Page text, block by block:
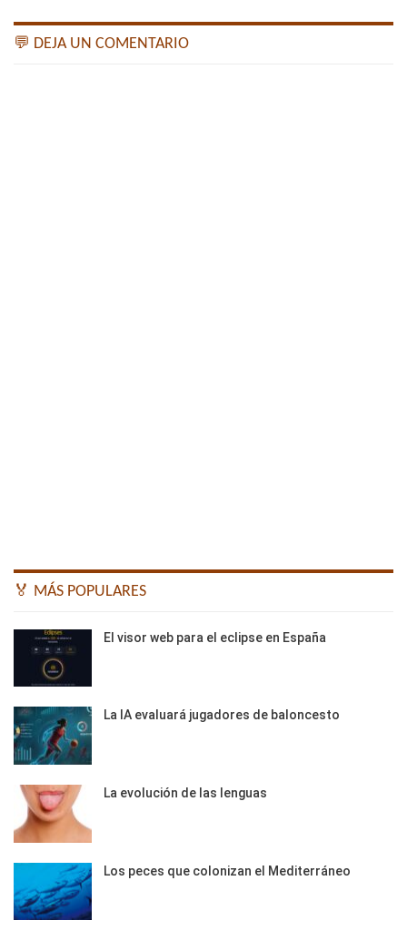
💬 DEJA UN COMENTARIO
🏅 MÁS POPULARES
El visor web para el eclipse en España
La IA evaluará jugadores de baloncesto
La evolución de las lenguas
Los peces que colonizan el Mediterráneo